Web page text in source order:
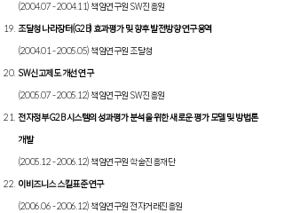
(2004.07 - 2004.11) 책임연구원 SW진흥원
조달청 나라장터(G2B) 효과평가 및 향후 발전방향 연구용역
(2004.01 - 2005.05) 책임연구원 조달청
SW신고제도 개선 연구
(2005.07 - 2005.12) 책임연구원 SW진흥원
전자정부 G2B 시스템의 성과평가 분석을 위한 새로운 평가 모델 및 방법론
개발
(2005.12 - 2006.12) 책임연구원 학술진흥재단
이비즈니스 스킬표준 연구
(2006.06 - 2006.12) 책임연구원 전자거래진흥원